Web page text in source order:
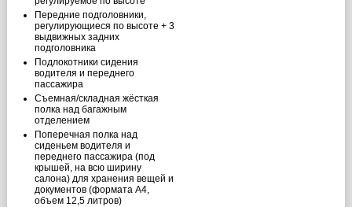
Передние подголовники,
регулирующиеся по высоте + 3
выдвижных задних
подголовника
Подлокотники сидения
водителя и переднего
пассажира
Съемная/складная жёсткая
полка над багажным
отделением
Поперечная полка над
сиденьем водителя и
переднего пассажира (под
крышей, на всю ширину
салона) для хранения вещей и
документов (формата A4,
объем 12,5 литров)